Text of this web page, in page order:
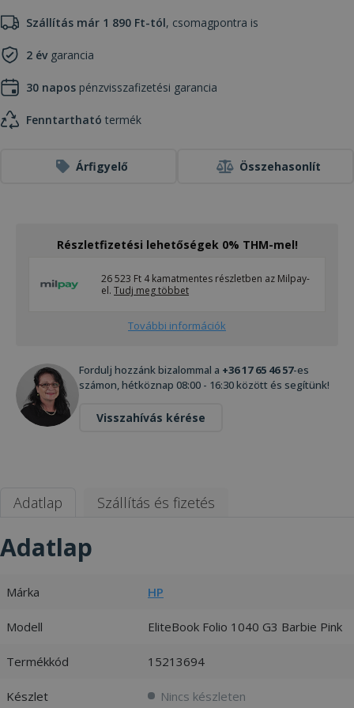
Szállítás már 1 890 Ft-tól, csomagpontra is
2 évgarancia
30 napos pénzvisszafizetési garancia
Fenntartható termék
Árfigyelő Összehasonlít
Részletfizetési lehetőségek 0% THM-mel!
26 523 Ft 4 kamatmentes részletben az Milpay-
el. Tudj meg többet
További információk
Fordulj hozzánk bizalommal a +36 17 65 46 57-es
számon, hétköznap 08:00 - 16:30 között és segítünk!
Visszahívás kérése
Adatlap Szállítás és fizetés
Adatlap
Márka HP
Modell EliteBook Folio 1040 G3 Barbie Pink
Termékkód 15213694
Készlet Nincs készleten